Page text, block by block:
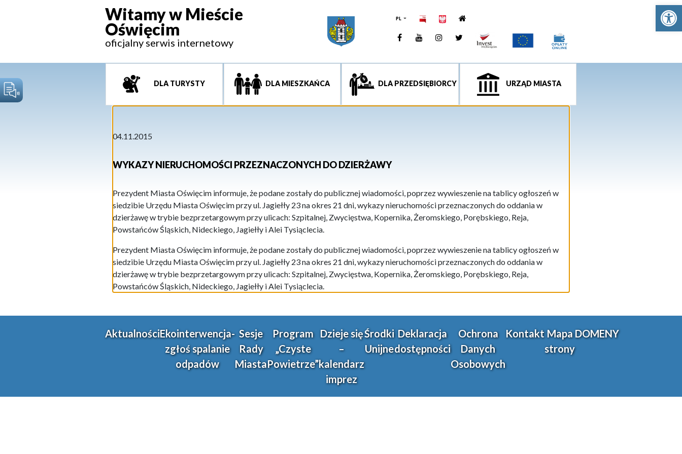
Witamy w Mieście
Oświęcim
oficjalny serwis internetowy
PL
FacebookYouTUbeInstagramTwitter
DLA TURYSTY DLA MIESZKAŃCA DLA PRZEDSIĘBIORCY URZĄD MIASTA
04.11.2015
WYKAZY NIERUCHOMOŚCI PRZEZNACZONYCH DO DZIERŻAWY
Prezydent Miasta Oświęcim informuje, że podane zostały do publicznej wiadomości, poprzez wywieszenie na tablicy ogłoszeń w
siedzibie Urzędu Miasta Oświęcim przy ul. Jagiełły 23 na okres 21 dni, wykazy nieruchomości przeznaczonych do oddania w
dzierżawę w trybie bezprzetargowym przy ulicach: Szpitalnej, Zwycięstwa, Kopernika, Żeromskiego, Porębskiego, Reja,
Powstańców Śląskich, Nideckiego, Jagiełły i Alei Tysiąclecia.
Prezydent Miasta Oświęcim informuje, że podane zostały do publicznej wiadomości, poprzez wywieszenie na tablicy ogłoszeń w
siedzibie Urzędu Miasta Oświęcim przy ul. Jagiełły 23 na okres 21 dni, wykazy nieruchomości przeznaczonych do oddania w
dzierżawę w trybie bezprzetargowym przy ulicach: Szpitalnej, Zwycięstwa, Kopernika, Żeromskiego, Porębskiego, Reja,
Powstańców Śląskich, Nideckiego, Jagiełły i Alei Tysiąclecia.
AktualnościEkointerwencja-
zgłoś spalanie
odpadów
Sesje
Rady
Miasta
Program
„Czyste
Powietrze”
Dzieje się
–
kalendarz
imprez
Środki
Unijne
Deklaracja
dostępności
Ochrona
Danych
Osobowych
Kontakt Mapa
strony
DOMENY